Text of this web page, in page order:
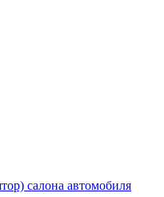
салона автомобиля